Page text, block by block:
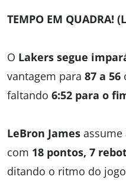
TEMPO EM QUADRA!
O Lakers segue
vantagem para 87 a 56
faltando 6:52 para o
LeBron James assume
com 18 pontos, 7
ditando o ritmo do